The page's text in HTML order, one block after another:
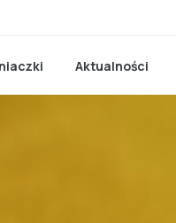
Aktualności